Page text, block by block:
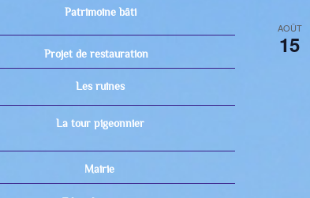
Patrimoine bâti
Projet de restauration
Les ruines
La tour pigeonnier
Mairie
AOÛT
15